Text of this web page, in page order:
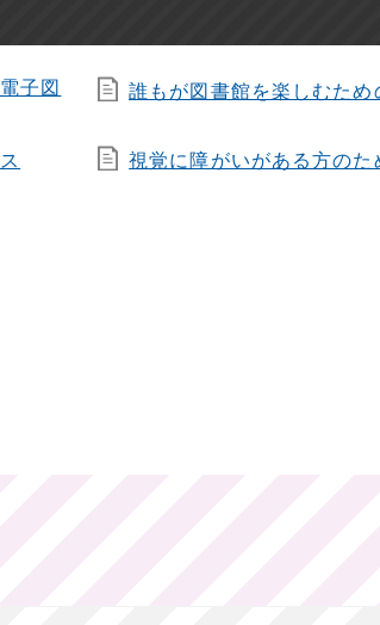
子図
誰もが図書館を楽しむため
視覚に障がいがある方のた